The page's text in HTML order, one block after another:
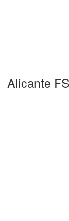
Alicante FS